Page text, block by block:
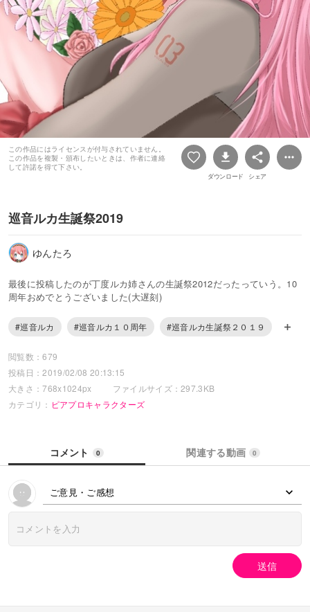
この作品にはライセンスが付与されていません。
この作品を複製・頒布したいときは、作者に連絡
して許諾を得て下さい。
ダウンロード シェア
巡音ルカ生誕祭2019
ゆんたろ
最後に投稿したのが丁度ルカ姉さんの生誕祭2012だったっていう。10
周年おめでとうございました(大遅刻)
#巡音ルカ #巡音ルカ１０周年 #巡音ルカ生誕祭２０１９
閲覧数：679
投稿日：2019/02/08 20:13:15
大きさ：768x1024px
ファイルサイズ：297.3KB
カテゴリ： ピアプロキャラクターズ
コメント 0 関連する動画 0
ご意見・ご感想
送信